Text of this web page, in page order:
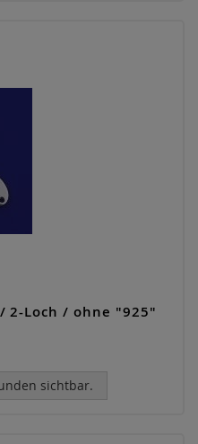
2-Loch / ohne "925"
sichtbar.